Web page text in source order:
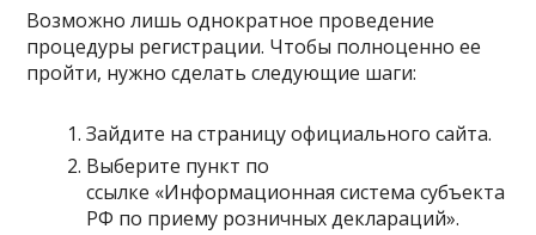
Возможно лишь однократное проведение
процедуры регистрации. Чтобы полноценно ее
пройти, нужно сделать следующие шаги:
Зайдите на страницу официального сайта.
Выберите пункт по
ссылке «Информационная система субъекта
РФ по приему розничных деклараций».